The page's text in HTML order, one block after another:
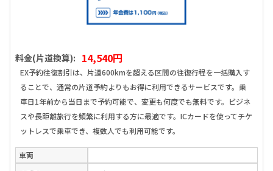
料金(片道換算): 14,540円
EX予約往復割引は、片道600kmを超える区間の往復行程を一括購入す
ることで、通常の片道予約よりもお得に利用できるサービスです。乗
車日1年前から当日まで予約可能で、変更も何度でも無料です。ビジネ
スや長距離旅行を頻繁に利用する方に最適です。ICカードを使ってチケ
ットレスで乗車でき、複数人でも利用可能です。
車両